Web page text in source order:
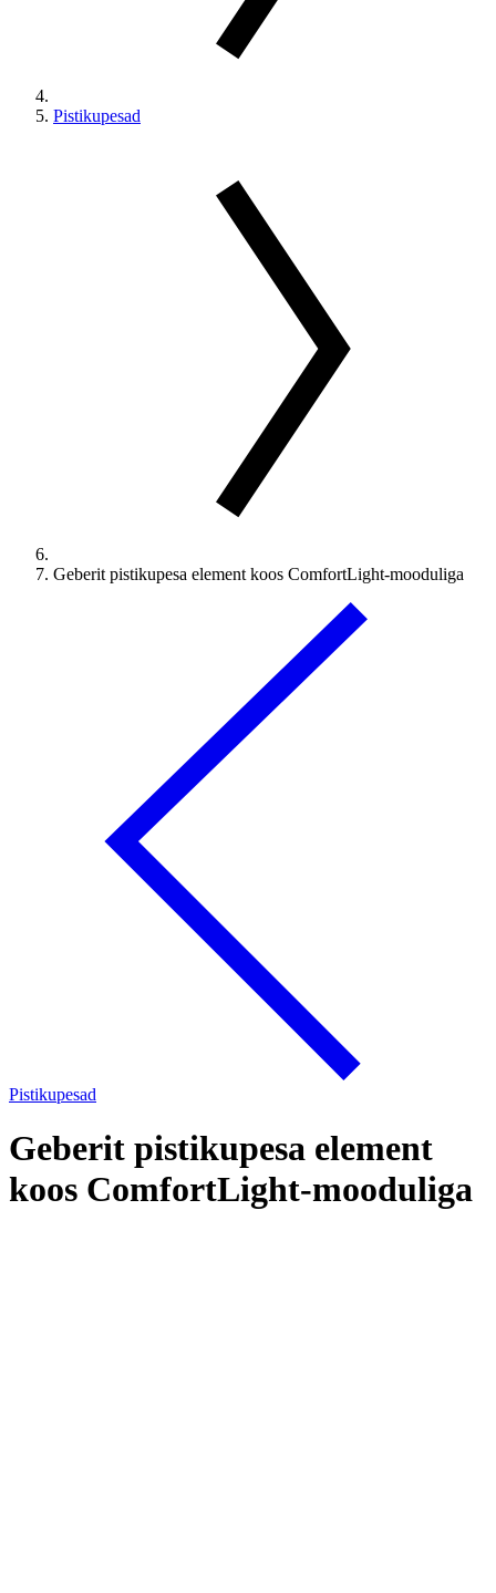
Pistikupesad
Geberit pistikupesa element koos ComfortLight-mooduliga
Pistikupesad
Geberit pistikupesa element
koos ComfortLight-mooduliga